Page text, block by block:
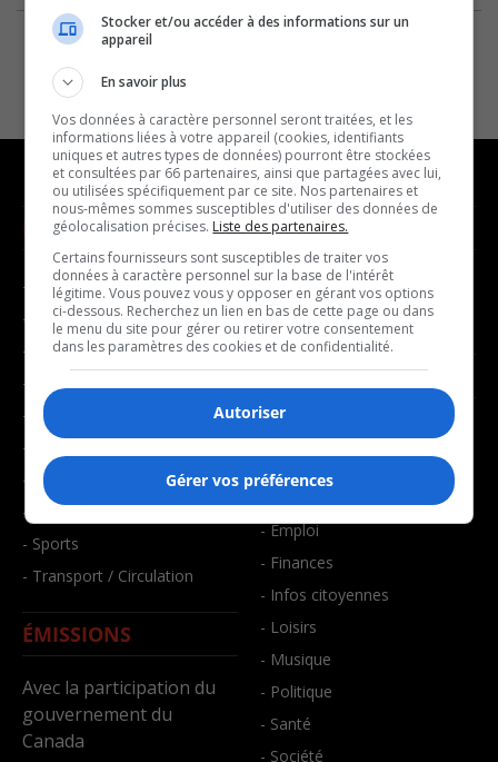
NOUVELLES
- Affaires municipales
- Communauté / Social
- Culture
- Économie
- Éducation
- Environnement
- Faits divers
- Santé et bien-être
- Sports
- Transport / Circulation
ÉMISSIONS
Avec la participation du
gouvernement du
Canada
MUSIQUE
- Décompte franco
- Joué récemment
BALADOS
- Affaires
- Emploi
- Finances
- Infos citoyennes
- Loisirs
- Musique
- Politique
- Santé
- Société
Stocker et/ou accéder à des informations sur un
appareil
En savoir plus
Vos données à caractère personnel seront traitées, et les
informations liées à votre appareil (cookies, identifiants
uniques et autres types de données) pourront être stockées
et consultées par 66 partenaires, ainsi que partagées avec lui,
ou utilisées spécifiquement par ce site. Nos partenaires et
nous-mêmes sommes susceptibles d'utiliser des données de
géolocalisation précises. Liste des partenaires.
Certains fournisseurs sont susceptibles de traiter vos
données à caractère personnel sur la base de l'intérêt
légitime. Vous pouvez vous y opposer en gérant vos options
ci-dessous. Recherchez un lien en bas de cette page ou dans
le menu du site pour gérer ou retirer votre consentement
dans les paramètres des cookies et de confidentialité.
Autoriser
Gérer vos préférences